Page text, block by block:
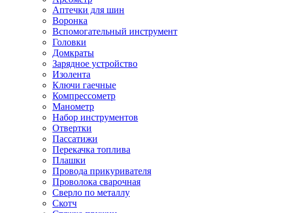
Аптечки для шин
Воронка
Вспомогательный инструмент
Головки
Домкраты
Зарядное устройство
Изолента
Ключи гаечные
Компрессометр
Манометр
Набор инструментов
Отвертки
Пассатижи
Перекачка топлива
Плашки
Провода прикуривателя
Проволока сварочная
Сверло по металлу
Скотч